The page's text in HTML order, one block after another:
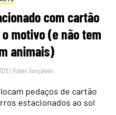
com cartão
motivo (e não tem
animais)
| Rubén Gonçalves
pedaços de cartão
estacionados ao sol